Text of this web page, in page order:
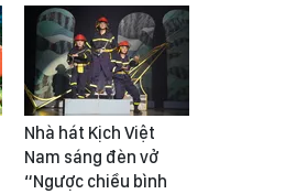
Nhà hát Kịch Việt
Nam sáng đèn vở
“Ngược chiều bình